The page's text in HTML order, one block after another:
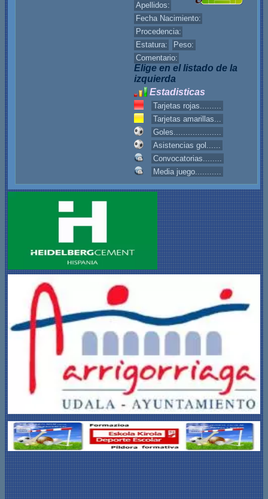
Apellidos:
Fecha Nacimiento:
Procedencia:
Estatura:
Peso:
Comentario:
Elige en el listado de la
izquierda
Estadisticas
Tarjetas rojas.........
Tarjetas amarillas...
Goles....................
Asistencias gol......
Convocatorias........
Media juego...........